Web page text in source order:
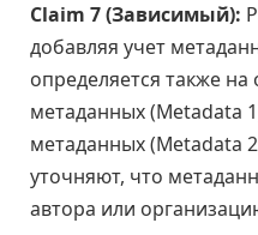
Claim 7 (Зависимый):
добавляя учет
определяется также
метаданных (Metadata
метаданных (Metadata
уточняют, что
автора или